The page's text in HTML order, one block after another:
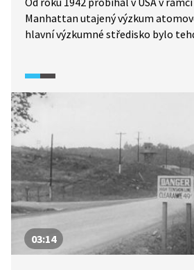
Manhattan utajený výzkum
hlavní výzkumné středisko bylo
právě na tuto lokalitu, ale i to, že
výzkumu mělo po celých Spojených
detašovaných pracovišť, která
potřebné zdroje. V rozhovoru s
rovněž otázka přísného utajení
o skutečném cíli projektu vědělo
včetně těch, kteří se na něm i
03:14